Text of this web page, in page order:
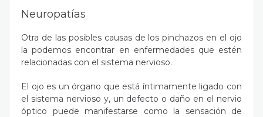
Neuropatías
Otra de las posibles causas de los pinchazos en el ojo
la podemos encontrar en enfermedades que estén
relacionadas con el sistema nervioso.
El ojo es un órgano que está íntimamente ligado con
el sistema nervioso y, un defecto o daño en el nervio
óptico puede manifestarse como la sensación de